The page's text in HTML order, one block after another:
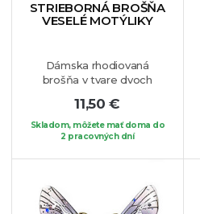
STRIEBORNÁ BROŠŇA
VESELÉ MOTÝLIKY
Dámska rhodiovaná
brošňa v tvare dvoch
si určite zamilujete. Krídla
sú lemované bielymi
krištálikmi. Jedinečný
obľúbené oblečenie.
11,50 €
Skladom, môžete mať doma do
2 pracovných dní